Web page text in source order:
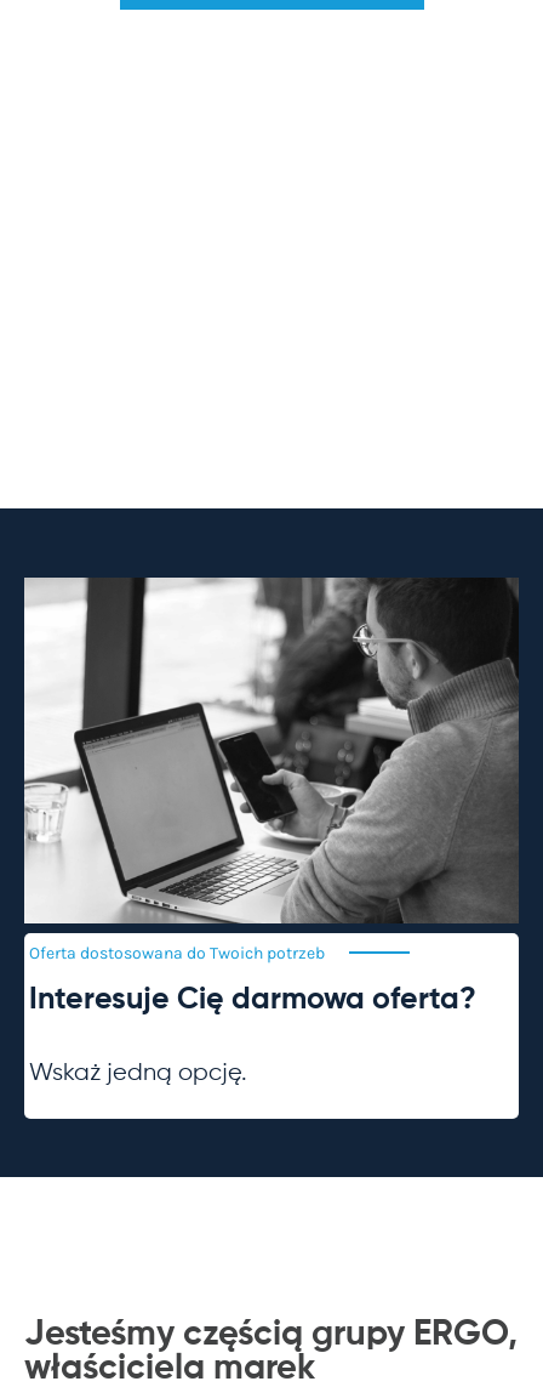
Oferta dostosowana do Twoich potrzeb
Interesuje Cię darmowa oferta?
Wskaż jedną opcję.
Jesteśmy częścią grupy ERGO,
właściciela marek